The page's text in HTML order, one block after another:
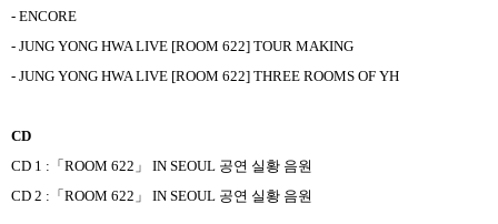
- ENCORE
- JUNG YONG HWA LIVE [ROOM 622] TOUR MAKING
- JUNG YONG HWA LIVE [ROOM 622] THREE ROOMS OF YH
CD
CD 1 : 「ROOM 622 」 IN SEOUL 공연 실황 음원
CD 2 : 「ROOM 622 」 IN SEOUL 공연 실황 음원